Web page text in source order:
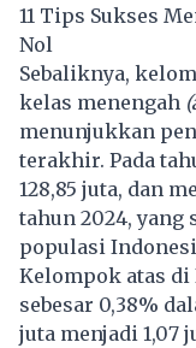
11 Tips Sukses
Nol
Sebaliknya,
kelas menengah
menunjukkan
terakhir. Pada
128,85 juta, dan
tahun 2024, yang
populasi
Kelompok atas
sebesar 0,38%
juta menjadi 1,07